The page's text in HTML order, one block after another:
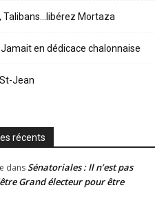
Talibans…libérez Mortaza
Jamait en dédicace chalonnaise
Jean
récents
dansSénatoriales : Il n’est pas
Grand électeur pour être